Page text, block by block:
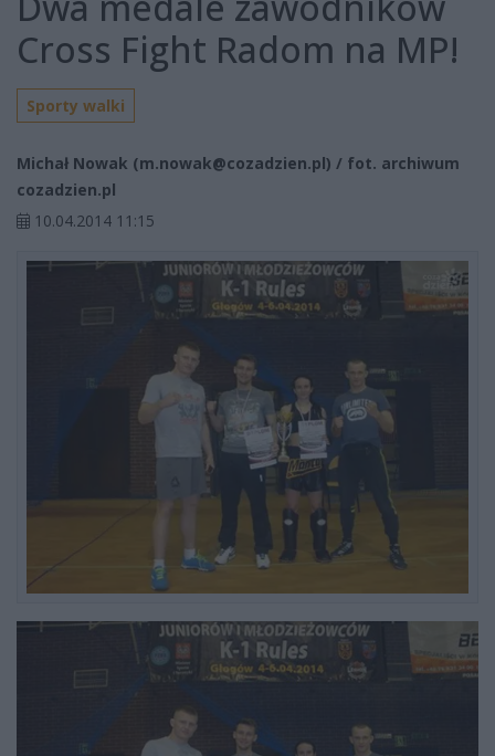
Cross Fight Radom na MP!
Sporty walki
Michał Nowak (m.nowak@cozadzien.pl) / fot. archiwum
cozadzien.pl
10.04.2014 11:15